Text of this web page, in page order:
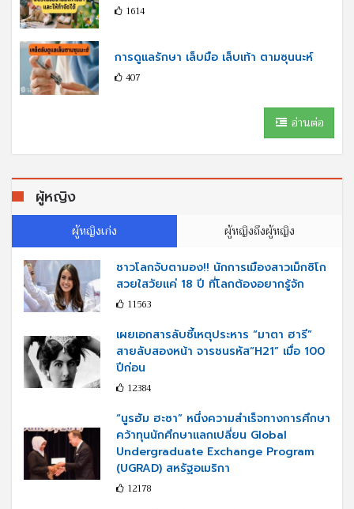
1614
การดูแลรักษา เล็บมือ เล็บเท้า ตามซุนนะห์
407
อ่านต่อ
ผู้หญิง
ผู้หญิงเก่ง ผู้หญิงถึงผู้หญิง
ชาวโลกจับตามอง!! นักการเมืองสาวเม็กซิโก
สวยใสวัยแค่ 18 ปี ที่โลกต้องอยากรู้จัก
11563
เผยเอกสารลับชี้เหตุประหาร “มาตา ฮารี”
สายลับสองหน้า จารชนรหัส“H21” เมื่อ 100
ปีก่อน
12384
“นูรฮัม ฮะซา” หนึ่งความสำเร็จทางการศึกษา
คว้าทุนนักศึกษาแลกเปลี่ยน Global
Undergraduate Exchange Program
(UGRAD) สหรัฐอเมริกา
12178